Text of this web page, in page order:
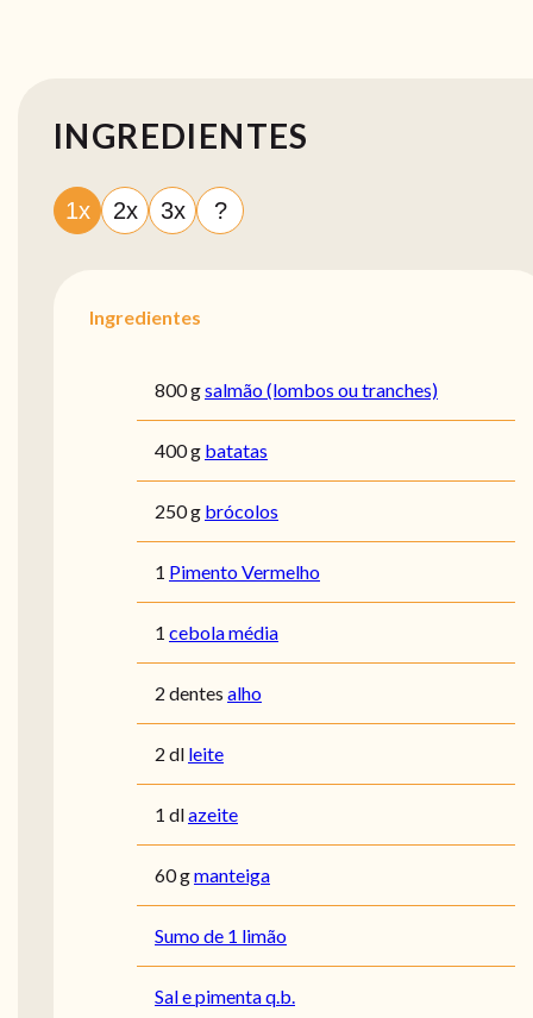
INGREDIENTES
1x 2x 3x ?
Ingredientes
800 gsalmão (lombos ou tranches)
400 g batatas
250 g brócolos
1 Pimento Vermelho
1 cebola média
2 dentes alho
2 dl leite
1 dlazeite
60 gmanteiga
Sumo de 1 limão
Sal e pimenta q.b.